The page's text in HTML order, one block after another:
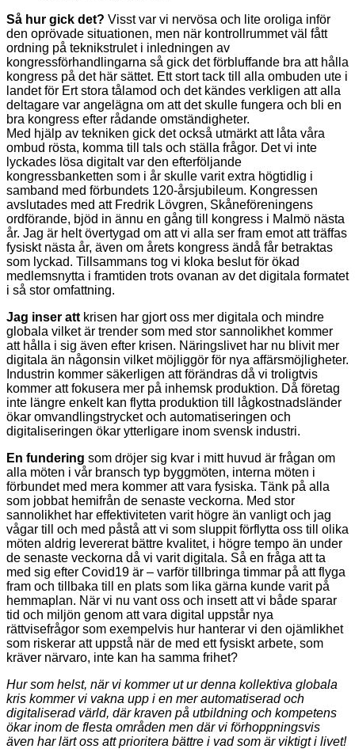
Så hur gick det? Visst var vi nervösa och lite oroliga inför
den oprövade situationen, men när kontrollrummet väl fått
ordning på teknikstrulet i inledningen av
kongressförhandlingarna så gick det förbluffande bra att hålla
kongress på det här sättet. Ett stort tack till alla ombuden ute i
landet för Ert stora tålamod och det kändes verkligen att alla
deltagare var angelägna om att det skulle fungera och bli en
bra kongress efter rådande omständigheter.
Med hjälp av tekniken gick det också utmärkt att låta våra
ombud rösta, komma till tals och ställa frågor. Det vi inte
lyckades lösa digitalt var den efterföljande
kongressbanketten som i år skulle varit extra högtidlig i
samband med förbundets 120-årsjubileum. Kongressen
avslutades med att Fredrik Lövgren, Skåneföreningens
ordförande, bjöd in ännu en gång till kongress i Malmö nästa
år. Jag är helt övertygad om att vi alla ser fram emot att träffas
fysiskt nästa år, även om årets kongress ändå får betraktas
som lyckad. Tillsammans tog vi kloka beslut för ökad
medlemsnytta i framtiden trots ovanan av det digitala formatet
i så stor omfattning.
Jag inser att krisen har gjort oss mer digitala och mindre
globala vilket är trender som med stor sannolikhet kommer
att hålla i sig även efter krisen. Näringslivet har nu blivit mer
digitala än någonsin vilket möjliggör för nya affärsmöjligheter.
Industrin kommer säkerligen att förändras då vi troligtvis
kommer att fokusera mer på inhemsk produktion. Då företag
inte längre enkelt kan flytta produktion till lågkostnadsländer
ökar omvandlingstrycket och automatiseringen och
digitaliseringen ökar ytterligare inom svensk industri.
En fundering som dröjer sig kvar i mitt huvud är frågan om
alla möten i vår bransch typ byggmöten, interna möten i
förbundet med mera kommer att vara fysiska. Tänk på alla
som jobbat hemifrån de senaste veckorna. Med stor
sannolikhet har effektiviteten varit högre än vanligt och jag
vågar till och med påstå att vi som sluppit förflytta oss till olika
möten aldrig levererat bättre kvalitet, i högre tempo än under
de senaste veckorna då vi varit digitala. Så en fråga att ta
med sig efter Covid19 är – varför tillbringa timmar på att flyga
fram och tillbaka till en plats som lika gärna kunde varit på
hemmaplan. När vi nu vant oss och insett att vi både sparar
tid och miljön genom att vara digital uppstår nya
rättvisefrågor som exempelvis hur hanterar vi den ojämlikhet
som riskerar att uppstå när de med ett fysiskt arbete, som
kräver närvaro, inte kan ha samma frihet?
Hur som helst, när vi kommer ut ur denna kollektiva globala
kris kommer vi vakna upp i en mer automatiserad och
digitaliserad värld, där kraven på utbildning och kompetens
ökar inom de flesta områden men där vi förhoppningsvis
även har lärt oss att prioritera bättre i vad som är viktigt i livet!